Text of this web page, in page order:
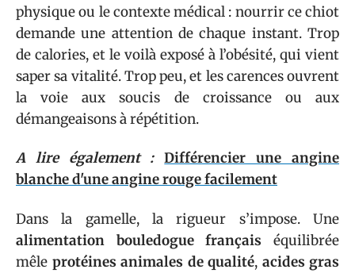
physique ou le contexte médical : nourrir ce chiot
demande une attention de chaque instant. Trop
de calories, et le voilà exposé à l’obésité, qui vient
saper sa vitalité. Trop peu, et les carences ouvrent
la voie aux soucis de croissance ou aux
démangeaisons à répétition.
A lire également : Différencier une angine
blanche d'une angine rouge facilement
Dans la gamelle, la rigueur s’impose. Une
alimentation bouledogue français équilibrée
mêle protéines animales de qualité, acides gras